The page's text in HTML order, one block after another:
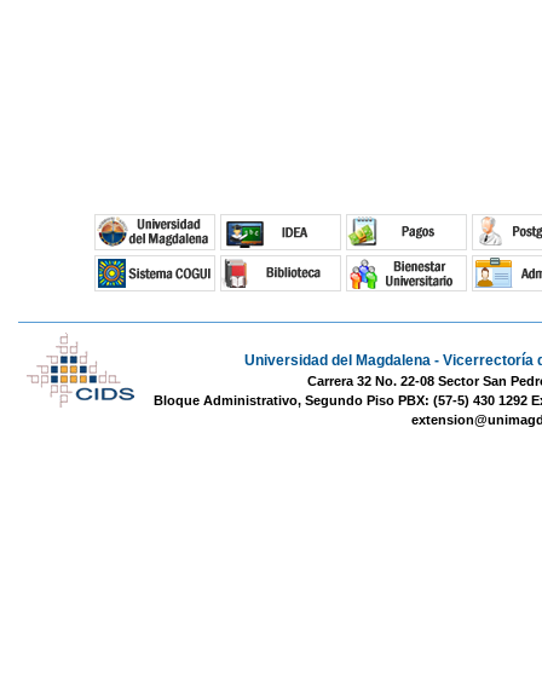
Universidad del Magdalena - Vicerrectoría
Carrera 32 No. 22-08 Sector San
Bloque Administrativo, Segundo Piso PBX: (57-5) 430 1292